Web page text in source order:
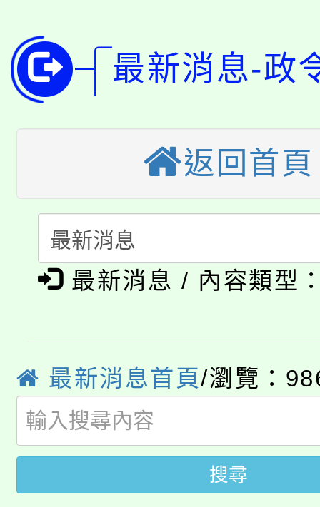
版
公告本校115學年度第
代理(課)教師甄選結果(
「2026金融保險知識
車」活動
桃園市115學年度學生
生本土語及新住民語歌
公告本校115學年度第
代理(課)教師甄選結果(
公告本校115學年度第
代理(課)教師甄選結果(
轉知中國文化大學推廣
《TA101》溝通分析基
心理、諮商輔導、社會
系所師生報名參加。
淨零綠生活教案入校路
學籍身 分審查程序及
版
淨零綠領人才培育課程
公告本校115學年度第
代理(課)教師甄選結果(
「2026金融保險知識
車」活動
桃園市115學年度學生
最新消息-政
返回首頁
最新消息 / 內容類型
最新消息首頁/瀏覽：
搜尋